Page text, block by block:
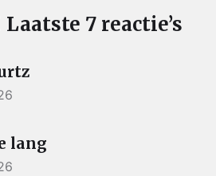
7 reactie’s
lang